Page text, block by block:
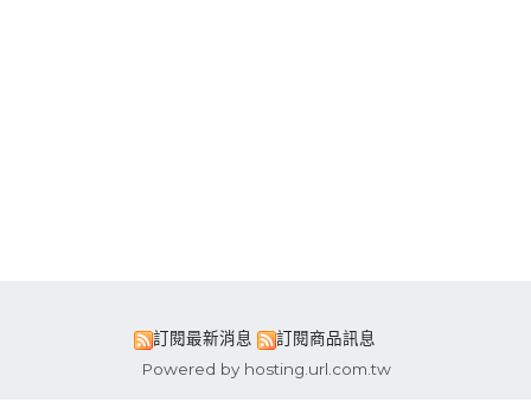
訂閱最新消息
訂閱商品訊息
Powered by hosting.url.com.tw